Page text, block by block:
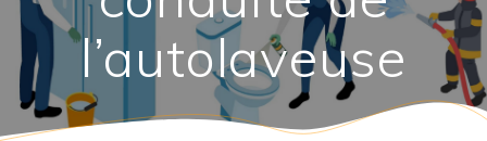
l’autolaveuse